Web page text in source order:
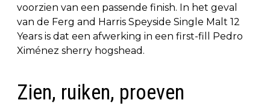
voorzien van een passende finish. In het geval
van de Ferg and Harris Speyside Single Malt 12
Years is dat een afwerking in een first-fill Pedro
Ximénez sherry hogshead.
Zien, ruiken, proeven